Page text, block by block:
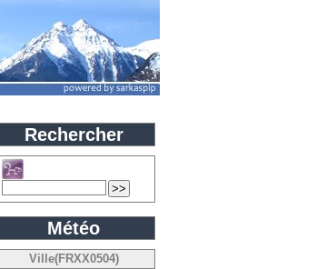
Rechercher
Météo
Ville(FRXX0504)